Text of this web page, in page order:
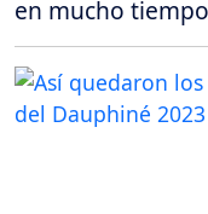
en mucho